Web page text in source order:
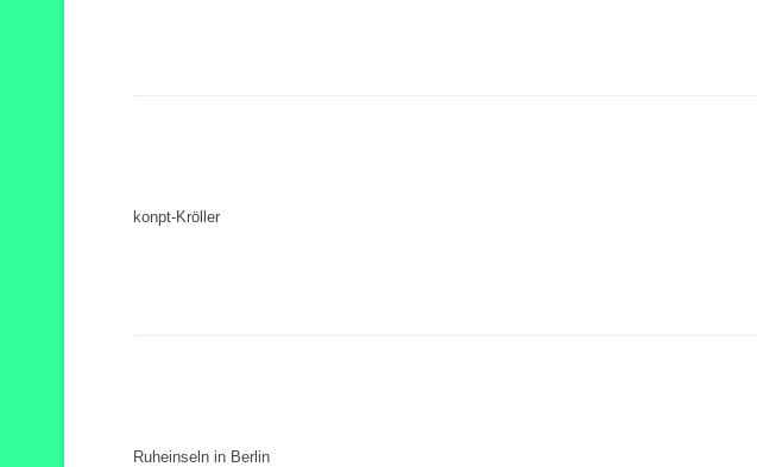
konpt-Kröller
Ruheinseln in Berlin